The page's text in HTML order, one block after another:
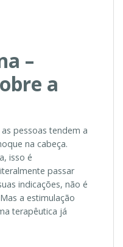
–
a
pessoas tendem a
na cabeça.
isso é
passar
indicações, não é
a estimulação
terapêutica já